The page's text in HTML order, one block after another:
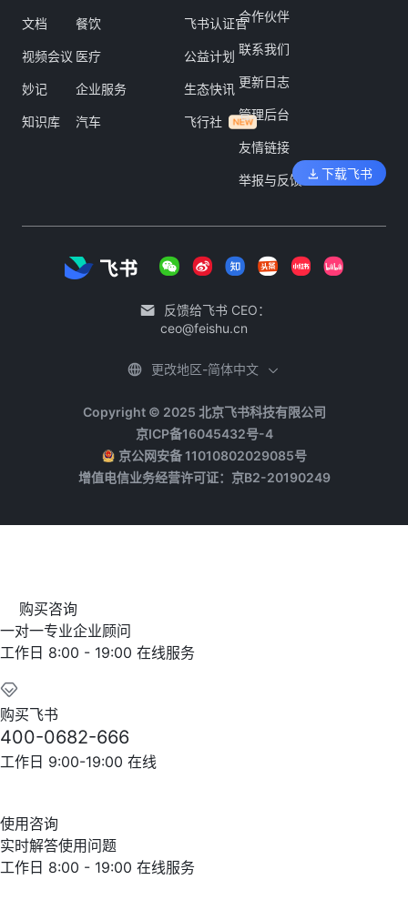
文档
视频会议
妙记
知识库
餐饮
医疗
企业服务
汽车
飞书认证官
公益计划
生态快讯
飞行社
合作伙伴
联系我们
更新日志
管理后台
友情链接
举报与反馈 下载飞书
反馈给飞书 CEO：
ceo@feishu.cn
Copyright © 2025 北京飞书科技有限公司
京ICP备16045432号-4
京公网安备 11010802029085号
增值电信业务经营许可证：京B2-20190249
更改地区-简体中文
购买咨询
一对一专业企业顾问
工作日 8:00 - 19:00 在线服务
购买飞书
400-0682-666
工作日 9:00-19:00 在线
使用咨询
实时解答使用问题
工作日 8:00 - 19:00 在线服务